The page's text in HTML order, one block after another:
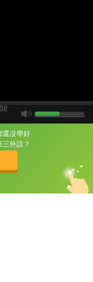
還沒學好
外語？